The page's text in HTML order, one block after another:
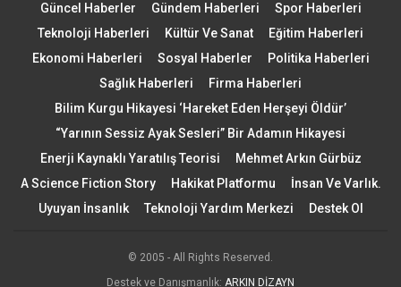
Güncel Haberler
Gündem Haberleri
Spor Haberleri
Teknoloji Haberleri
Kültür Ve Sanat
Eğitim Haberleri
Ekonomi Haberleri
Sosyal Haberler
Politika Haberleri
Sağlık Haberleri
Firma Haberleri
Bilim Kurgu Hikayesi ‘Hareket Eden Herşeyi Öldür’
“Yarının Sessiz Ayak Sesleri” Bir Adamın Hikayesi
Enerji Kaynaklı Yaratılış Teorisi
Mehmet Arkın Gürbüz
A Science Fiction Story
Hakikat Platformu
İnsan Ve Varlık.
Uyuyan İnsanlık
Teknoloji Yardım Merkezi Destek Ol
© 2005 - All Rights Reserved.
Destek ve Danışmanlık: ARKIN DİZAYN